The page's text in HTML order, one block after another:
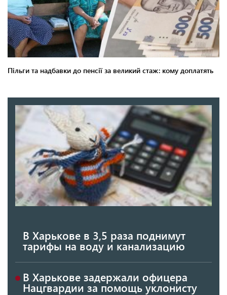
В Харькове в 3,5 раза поднимут
тарифы на воду и канализацию
В Харькове задержали офицера
Нацгвардии за помощь уклонисту